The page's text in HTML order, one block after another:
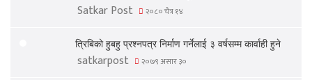
Satkar Post २०८० चैत्र १४
त्रिबिको हुबहु प्रश्नपत्र निर्माण गर्नेलाई ३ वर्षसम्म कार्वाही हुने
satkarpost २०७९ असार ३०